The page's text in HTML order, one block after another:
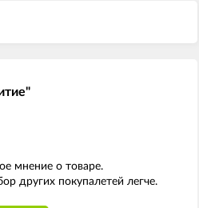
мнение о товаре.
других покупалетей легче.